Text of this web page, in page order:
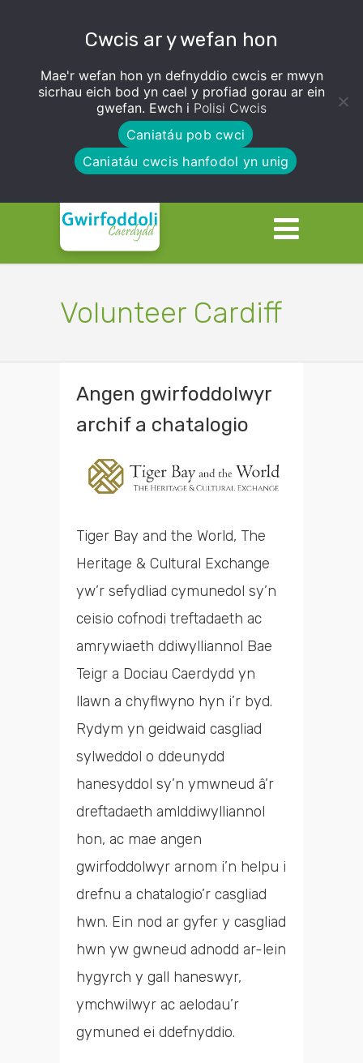
Cwcis ar y wefan hon
Mae'r wefan hon yn defnyddio cwcis er mwyn
sicrhau eich bod yn cael y profiad gorau ar ein
gwefan. Ewch i Polisi Cwcis
Caniatáu pob cwci
Caniatáu cwcis hanfodol yn unig
Volunteer Cardiff
Angen gwirfoddolwyr
archif a chatalogio
Tiger Bay and the World, The
Heritage & Cultural Exchange
yw’r sefydliad cymunedol sy’n
ceisio cofnodi treftadaeth ac
amrywiaeth ddiwylliannol Bae
Teigr a Dociau Caerdydd yn
llawn a chyflwyno hyn i’r byd.
Rydym yn geidwaid casgliad
sylweddol o ddeunydd
hanesyddol sy’n ymwneud â’r
dreftadaeth amlddiwylliannol
hon, ac mae angen
gwirfoddolwyr arnom i’n helpu i
drefnu a chatalogio’r casgliad
hwn. Ein nod ar gyfer y casgliad
hwn yw gwneud adnodd ar-lein
hygyrch y gall haneswyr,
ymchwilwyr ac aelodau’r
gymuned ei ddefnyddio.